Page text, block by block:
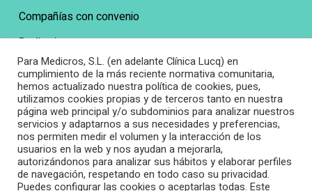
Compañías con convenio
Pedir cita
Preguntas frecuentes
LEGAL
Aviso Legal
Privacidad
Para Medicros, S.L. (en adelante Clínica Lucq) en
cumplimiento de la más reciente normativa comunitaria,
hemos actualizado nuestra política de cookies, pues,
utilizamos cookies propias y de terceros tanto en nuestra
página web principal y/o subdominios para analizar nuestros
servicios y adaptarnos a sus necesidades y preferencias,
nos permiten medir el volumen y la interacción de los
usuarios en la web y nos ayudan a mejorarla,
autorizándonos para analizar sus hábitos y elaborar perfiles
de navegación, respetando en todo caso su privacidad.
Puedes configurar las cookies o aceptarlas todas. Este